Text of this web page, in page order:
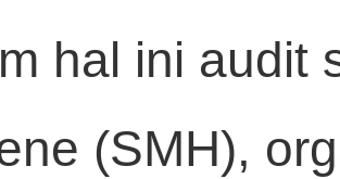
hal ini audit
(SMH),